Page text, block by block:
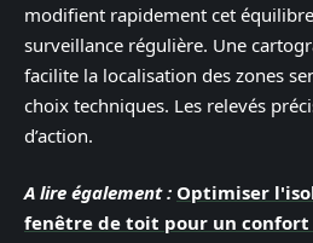
modifient rapidement cet
surveillance régulière. Une
facilite la localisation des zones
choix techniques. Les relevés
d’action.
A lire également : Optimiser
fenêtre de toit pour un